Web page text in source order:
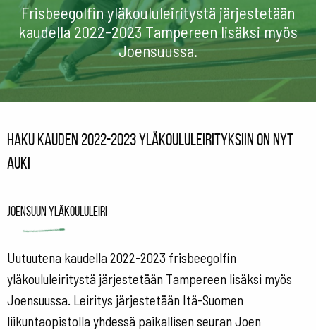
Frisbeegolfin yläkoululeiritystä järjestetään
kaudella 2022-2023 Tampereen lisäksi myös
Joensuussa.
Haku kauden 2022-2023 yläkoululeirityksiin on nyt
auki
Joensuun yläkoululeiri
Uutuutena kaudella 2022-2023 frisbeegolfin
yläkoululeiritystä järjestetään Tampereen lisäksi myös
Joensuussa. Leiritys järjestetään Itä-Suomen
liikuntaopistolla yhdessä paikallisen seuran Joen